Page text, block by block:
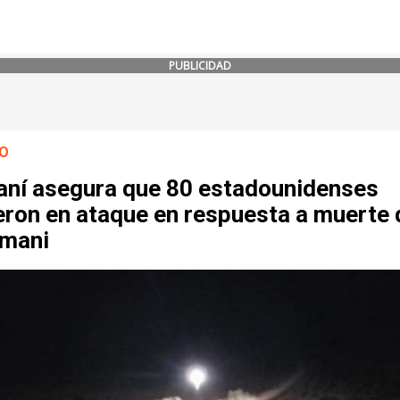
PUBLICIDAD
asegura que 80 estadounidenses
en ataque en respuesta a muerte